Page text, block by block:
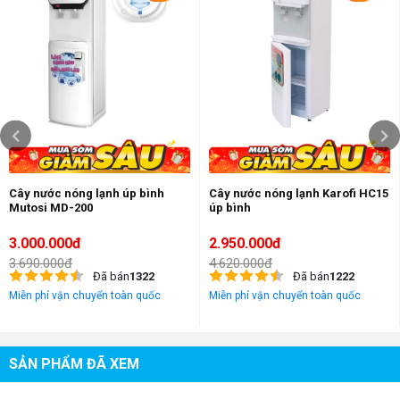
Sản phẩm được ứng dụng công nghệ làm lạnh Block tiên tiến nhất
dưới 10 độ C.
Các cây nước nóng lạnh công nghệ block hoạt động vô cùng êm ái,
cây nước nóng lạnh Karofi HCT551-WH
bạn hoàn toàn có
thể an tâm không có bất kỳ trở ngại gì
Bên cạnh đó, tuổi thọ linh kiện làm lạnh khá cao, hạn chế tối đa nguy
Cây nước nóng lạnh úp bình
Mutosi MD-200
3.000.000đ
3.690.000đ
Đã bán1322
Miễn phí vận chuyển toàn quốc
Cây nước nóng lạnh Karofi HC15
úp bình
2.950.000đ
4.620.000đ
Đã bán1222
Miễn phí vận chuyển toàn quốc
SẢN PHẨM ĐÃ XEM